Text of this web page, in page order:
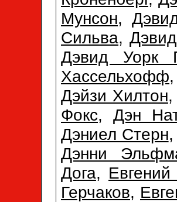
Мунсон,
Сильва,
Дэвид Уорк
Хассельхофф
Дэйзи Хилтон
Фокс, Дэн
Дэниел Стерн
Дэнни
Дога,
Герчаков,